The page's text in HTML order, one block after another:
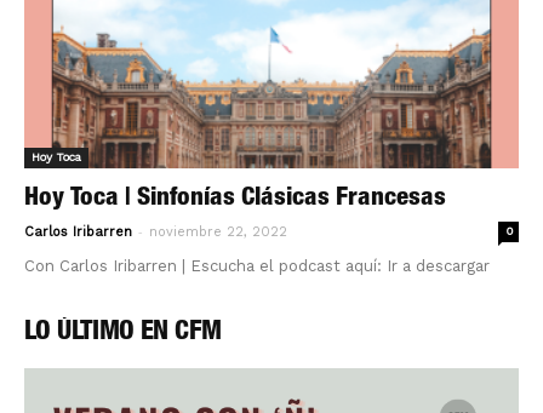
Hoy Toca
Hoy Toca | Sinfonías Clásicas Francesas
Carlos Iribarren - noviembre 22, 2022 0
Con Carlos Iribarren | Escucha el podcast aquí: Ir a descargar
LO ÚLTIMO EN CFM